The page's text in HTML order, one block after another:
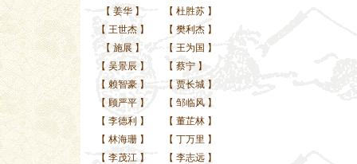
【 姜华】 【 杜胜苏 】
【 王世杰】 【 樊利杰 】
【 施展 】 【 王为国 】
【 吴景辰 】 【 蔡宁 】
【 赖智豪】 【 贾长城 】
【 顾严平】 【 邹临风 】
【 李德利 】 【 董芷林 】
【 林海珊】 【 丁万里 】
【 李茂江】 【 李志远 】